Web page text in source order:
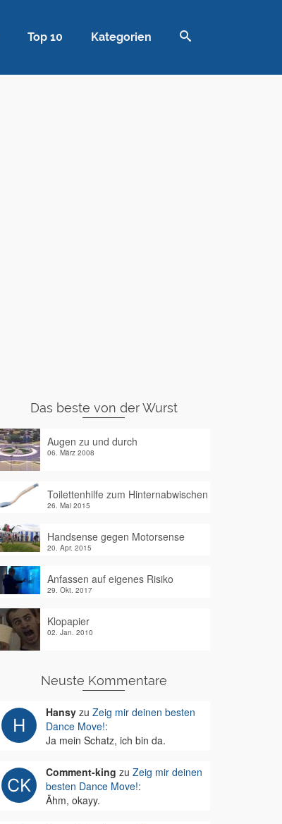
Top 10 Kategorien
Das beste von der Wurst
Augen zu und durch
06. März 2008
Toilettenhilfe zum Hinternabwischen
26. Mai 2015
Handsense gegen Motorsense
20. Apr. 2015
Anfassen auf eigenes Risiko
29. Okt. 2017
Klopapier
02. Jan. 2010
Neuste Kommentare
Hansyzu Zeig mir deinen besten
Dance Move!:
Ja mein Schatz, ich bin da.
Comment-king zu Zeig mir deinen
besten Dance Move!:
Ähm, okayy.